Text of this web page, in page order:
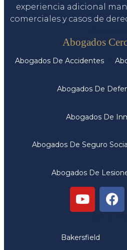
experiencia adicional
comerciales y casos de
Abogados
Abogados De Accidentes
Abogados De
Abogados De
Abogados De Seguro
Abogados De
Bakersfield